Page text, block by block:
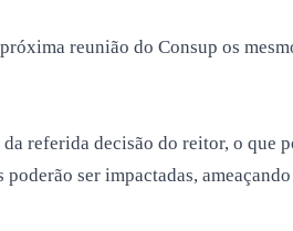
reunião do Consup os
referida decisão do reitor, o que
ser impactadas,